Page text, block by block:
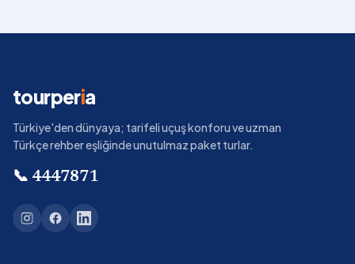
tourperia
Türkiye'den dünyaya; tarifeli uçuş konforu ve uzman
Türkçe rehber eşliğinde unutulmaz paket turlar.
📞 4447871